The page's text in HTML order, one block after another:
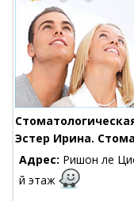
Эстер Ирина.
Адрес: Ришон ле
й этаж